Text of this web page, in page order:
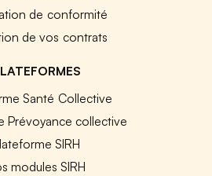
de conformité
de vos contrats
Santé Collective
Prévoyance collective
SIRH
modules SIRH